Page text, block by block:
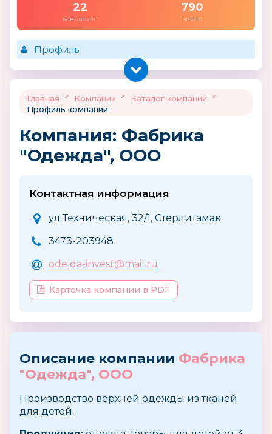
22
канцпоинт
790
место
Профиль
Главная > Компании > Каталог компаний
>
Профиль компании
Компания: Фабрика
"Одежда", ООО
Контактная информация
ул Техническая, 32/1, Стерлитамак
3473-203948
odejda-invest@mail.ru
Карточка компании в PDF
Описание компании Фабрика
"Одежда", ООО
Производство верхней одежды из тканей
для детей.